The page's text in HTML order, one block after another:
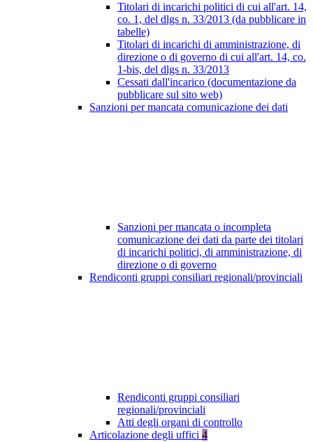
Titolari di incarichi politici di cui all'art. 14,
co. 1, del dlgs n. 33/2013 (da pubblicare in
tabelle)
Titolari di incarichi di amministrazione, di
direzione o di governo di cui all'art. 14, co.
1-bis, del dlgs n. 33/2013
Cessati dall'incarico (documentazione da
pubblicare sul sito web)
Sanzioni per mancata comunicazione dei dati
Sanzioni per mancata o incompleta
comunicazione dei dati da parte dei titolari
di incarichi politici, di amministrazione, di
direzione o di governo
Rendiconti gruppi consiliari regionali/provinciali
Rendiconti gruppi consiliari
regionali/provinciali
Atti degli organi di controllo
Articolazione degli uffici 4